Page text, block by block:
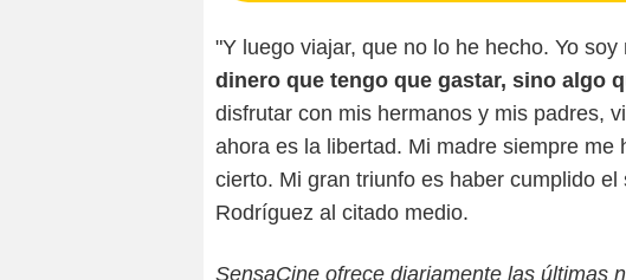
"Y luego viajar, que no lo he hecho. Yo soy
dinero que tengo que gastar, sino algo
disfrutar con mis hermanos y mis padres,
ahora es la libertad. Mi madre siempre
cierto. Mi gran triunfo es haber cumplido
Rodríguez al citado medio.
SensaCine ofrece diariamente las últimas